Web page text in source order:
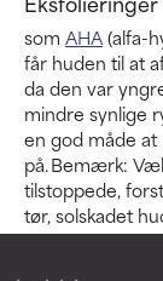
som AHA(alfa-
får huden til at
da den var
mindre synlige
en god måde
på. Bemærk:
tilstoppede,
tør, solskadet
letflydende
gradvist